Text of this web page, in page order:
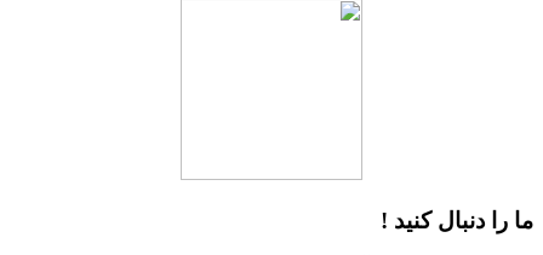
کنید !